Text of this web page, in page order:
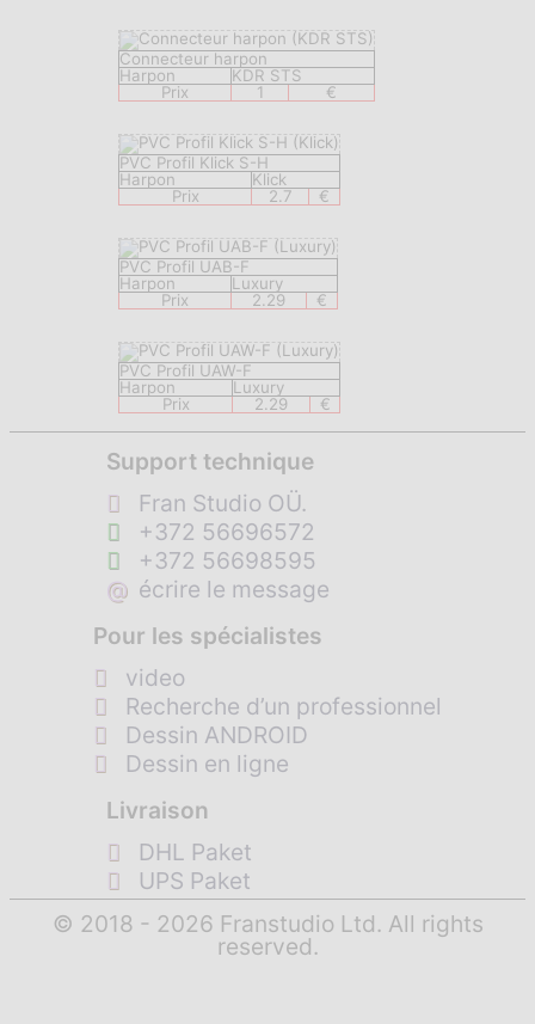
Connecteur harpon
Harpon
KDR STS
Prix
1 €
PVC Profil Klick S-H
Harpon
Klick
Prix
2.7 €
PVC Profil UAB-F
Harpon
Luxury
Prix
2.29 €
PVC Profil UAW-F
Harpon
Luxury
Prix
2.29 €
Support technique
Fran Studio OÜ.
+372 56696572
+372 56698595
@ écrire le message
Pour les spécialistes
video
Recherche d’un professionnel
Dessin ANDROID
Dessin en ligne
Livraison
DHL Paket
UPS Paket
© 2018 - 2026 Franstudio Ltd. All rights
reserved.